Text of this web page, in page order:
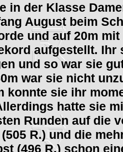
in der Klasse
August beim
und auf 20m
aufgestellt.
und so war sie
war sie nicht
konnte sie ihr
hatte sie
Runden auf die
R.) und die
(496 R.) schon